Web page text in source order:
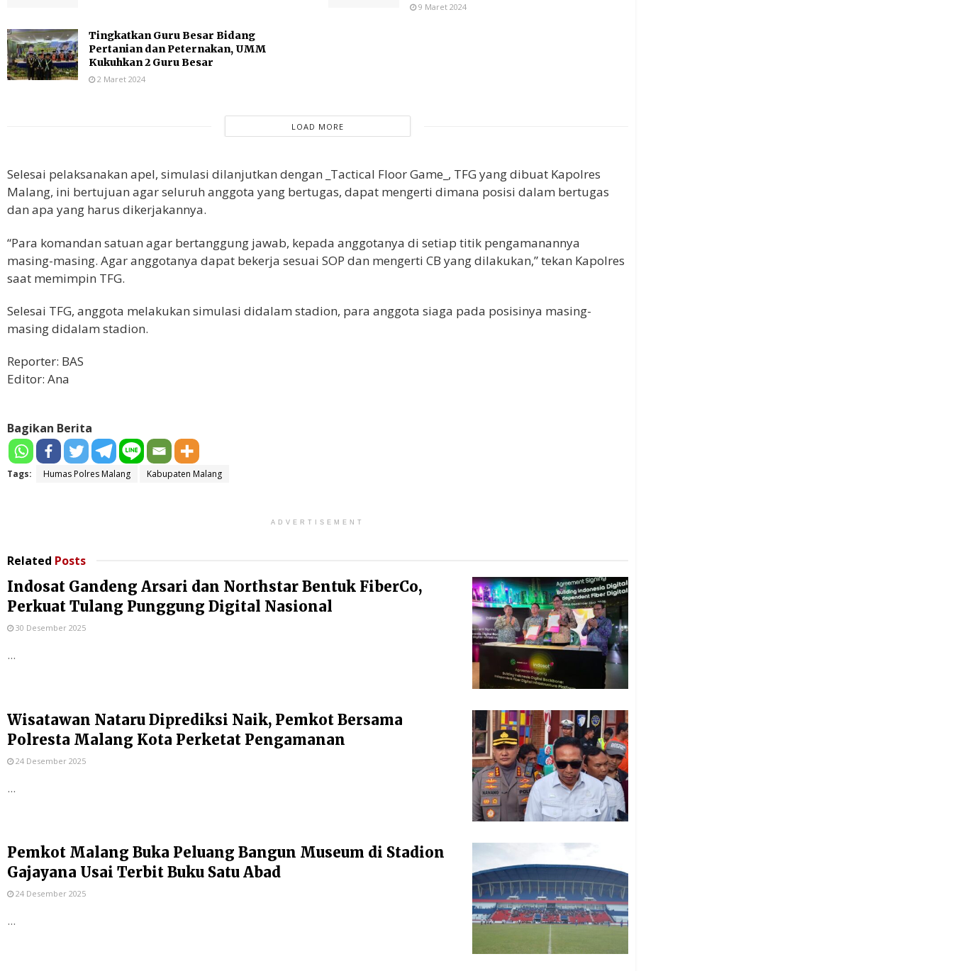
9 Maret 2024
Tingkatkan Guru Besar Bidang
Pertanian dan Peternakan, UMM
Kukuhkan 2 Guru Besar
2 Maret 2024
LOAD MORE
Selesai pelaksanakan apel, simulasi dilanjutkan dengan _Tactical Floor Game_, TFG yang dibuat Kapolres
Malang, ini bertujuan agar seluruh anggota yang bertugas, dapat mengerti dimana posisi dalam bertugas
dan apa yang harus dikerjakannya.
“Para komandan satuan agar bertanggung jawab, kepada anggotanya di setiap titik pengamanannya
masing-masing. Agar anggotanya dapat bekerja sesuai SOP dan mengerti CB yang dilakukan,” tekan Kapolres
saat memimpin TFG.
Selesai TFG, anggota melakukan simulasi didalam stadion, para anggota siaga pada posisinya masing-
masing didalam stadion.
Reporter: BAS
Editor: Ana
Bagikan Berita
Tags: Humas Polres Malang Kabupaten Malang
ADVERTISEMENT
Related Posts
Indosat Gandeng Arsari dan Northstar Bentuk FiberCo,
Perkuat Tulang Punggung Digital Nasional
30 Desember 2025
...
Wisatawan Nataru Diprediksi Naik, Pemkot Bersama
Polresta Malang Kota Perketat Pengamanan
24 Desember 2025
...
Pemkot Malang Buka Peluang Bangun Museum di Stadion
Gajayana Usai Terbit Buku Satu Abad
24 Desember 2025
...